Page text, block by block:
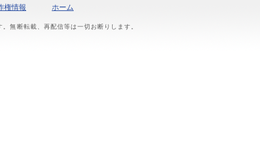
権情報 ホーム
無断転載、再配信等は一切お断りします。